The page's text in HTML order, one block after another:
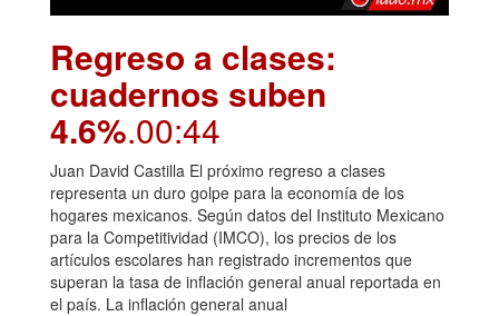
Regreso a clases:
cuadernos suben
4.6%.00:44
Juan David Castilla El próximo regreso a clases
representa un duro golpe para la economía de los
hogares mexicanos. Según datos del Instituto Mexicano
para la Competitividad (IMCO), los precios de los
artículos escolares han registrado incrementos que
superan la tasa de inflación general anual reportada en
el país. La inflación general anual